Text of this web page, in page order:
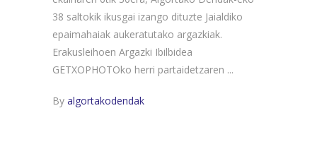
38 saltokik ikusgai izango dituzte Jaialdiko
epaimahaiak aukeratutako argazkiak.
Erakusleihoen Argazki Ibilbidea
GETXOPHOTOko herri partaidetzaren
By algortakodendak